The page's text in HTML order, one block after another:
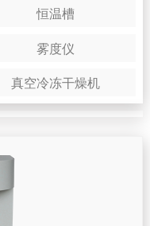
恒温槽
雾度仪
真空冷冻干燥机